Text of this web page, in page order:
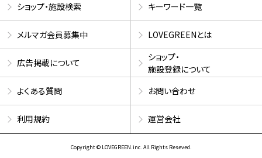
ショップ・施設検索 キーワード一覧
メルマガ会員募集中 LOVEGREENとは
広告掲載について
ショップ・
施設登録について
よくある質問
お問い合わせ
利用規約 運営会社
Copyright © LOVEGREEN.inc. All Rights Reseved.